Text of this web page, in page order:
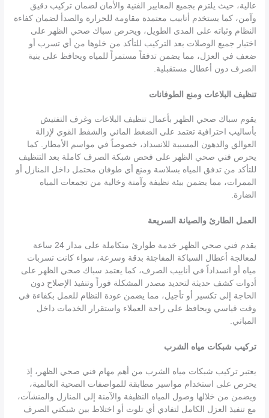
عالية، حيث يلتزم بجميع المعايير الفنية والأمان لضمان تركيب دقيق
وآمن، كما يستخدم أنابيب معتمدة مقاومة للحرارة والصدأ لضمان كفاءة
النظام وثباته على المدى الطويل، ويحرص سباك صحي الظهر على
اختبار جميع الوصلات بعد التركيب للتأكد من خلوها من أي تسرب أو
ضعف في العزل، مما يضمن تدفقاً مستمراً للمياه ويحافظ على بنية
الصرف دون أعطال مستقبلية.
تنظيف البلاعات ومنع الطوفانات
يقوم سباك صحي الظهر بأعمال تنظيف البلاعات وغرف التفتيش
بأساليب احترافية تعتمد على الضغط المائي والشفط القوي لإزالة
العوالق والدهون المسببة للانسداد، خصوصاً في مواسم الأمطار. كما
يحرص فني صحي الظهر على فحص شبكة الصرف كاملة بعد التنظيف
للتأكد من تدفق المياه بسلاسة ومنع أي طوفان محتمل داخل المنازل أو
الممرات، مما يضمن بيئة نظيفة وآمنة وخالية من تجمعات المياه
الضارة.
العمل الطارئ والصيانة السريعة
يقدم فني صحي الظهر خدمة طوارئ متكاملة على مدار 24 ساعة
لمعالجة أعطال السباكة المفاجئة بدقة وسرعة، سواء كانت تسربات
مياه أو انسداداً في أنابيب الصرف، كما يعتمد سباك صحي الظهر على
أدوات كشف حديثة لتحديد مصدر المشكلة فوراً وتنفيذ الإصلاح دون
الحاجة إلى تكسير أو تأجيل، مما يضمن عودة النظام للعمل بكفاءة في
وقت قياسي ويحافظ على راحة العملاء واستقرار الخدمات داخل
المباني.
تركيب شبكات مياه الشرب
يعتبر تركيب شبكات مياه الشرب من أهم مهام فني صحي الظهر، إذ
يحرص على استخدام مواسير مطابقة للمواصفات الصحية العالمية،
ويضمن من خلالها وصول المياه النظيفة والآمنة إلى المنازل والمنشآت،
مع تنفيذ العزل الكامل لتفادي أي تلوث أو اختلاط بين شبكتي الصرف